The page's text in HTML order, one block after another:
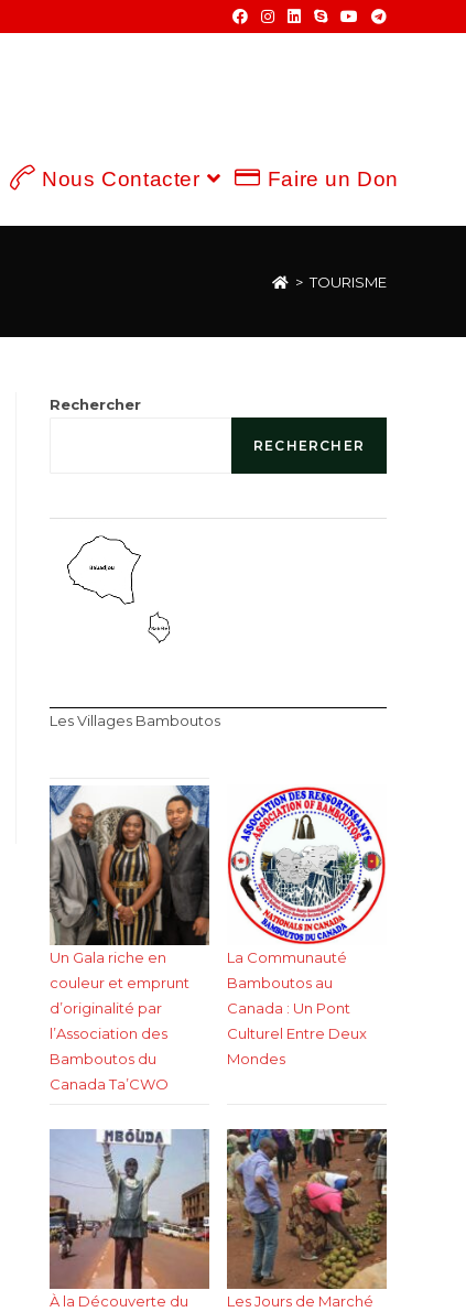
Nous Contacter Faire un Don
> TOURISME
Rechercher
RECHERCHER
Les Villages Bamboutos
Un Gala riche en
couleur et emprunt
d’originalité par
l’Association des
Bamboutos du
Canada Ta’CWO
La Communauté
Bamboutos au
Canada : Un Pont
Culturel Entre Deux
Mondes
À la Découverte du
Les Jours de Marché